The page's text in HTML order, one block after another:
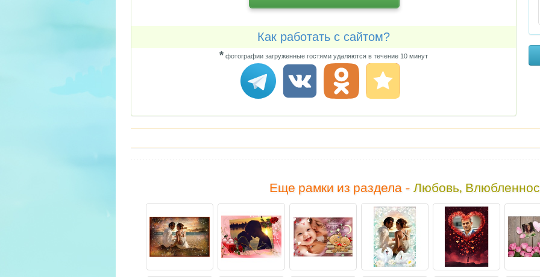
Как работать с сайтом?
* фотографии загруженные гостями удаляются в течение 10 минут
Еще рамки из раздела - Любовь,